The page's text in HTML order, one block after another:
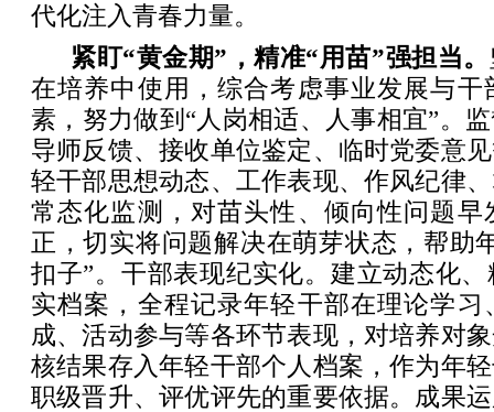
代化注入青春力量。
紧盯“黄金期”，精准“用苗”强担当。
在培养中使用，综合考虑事业发展与干
素，努力做到“人岗相适、人事相宜”。
导师反馈、接收单位鉴定、临时党委意
轻干部思想动态、工作表现、作风纪律
常态化监测，对苗头性、倾向性问题早
正，切实将问题解决在萌芽状态，帮助
扣子”。干部表现纪实化。建立动态化
实档案，全程记录年轻干部在理论学习
成、活动参与等各环节表现，对培养对
核结果存入年轻干部个人档案，作为年
职级晋升、评优评先的重要依据。成果